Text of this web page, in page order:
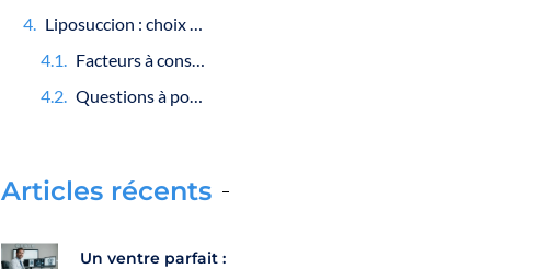
Liposuccion : choix et prise de décision
Facteurs à considérer avant de choisir la liposuccion
Questions à poser à votre chirurgien esthétique
Articles récents
Un ventre parfait :